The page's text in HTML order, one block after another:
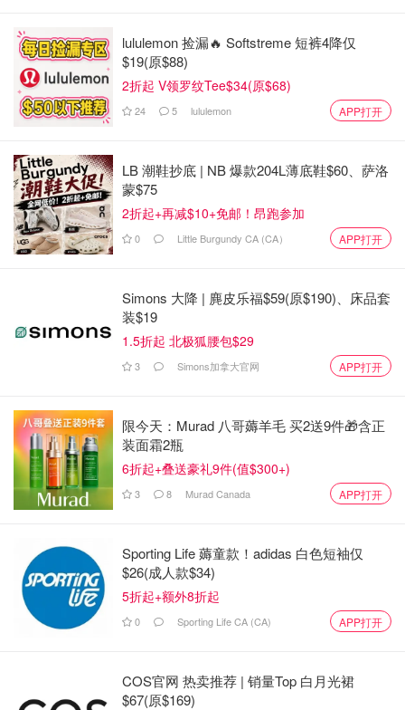
lululemon 捡漏🔥 Softstreme 短裤4降仅
$19(原$88)
2折起 V领罗纹Tee$34(原$68)
24 5 lululemon APP打开
LB 潮鞋抄底 | NB 爆款204L薄底鞋$60、萨洛
蒙$75
2折起+再减$10+免邮！昂跑参加
0 Little Burgundy CA (CA） APP打开
Simons 大降 | 麂皮乐福$59(原$190)、床品套
装$19
1.5折起 北极狐腰包$29
3 Simons加拿大官网 APP打开
限今天：Murad 八哥薅羊毛 买2送9件🎁含正
装面霜2瓶
6折起+叠送豪礼9件(值$300+)
3 8 Murad Canada APP打开
Sporting Life 薅童款！adidas 白色短袖仅
$26(成人款$34)
5折起+额外8折起
0 Sporting Life CA (CA) APP打开
COS官网 热卖推荐 | 销量Top 白月光裙
$67(原$169)